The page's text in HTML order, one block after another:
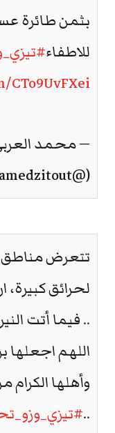
للاطفاء
— محمد
(@mohamedzitout)
تتعرض مناطق
لحرائق
.. فيما أتت
اللهم اجعلها
وأهلها
..